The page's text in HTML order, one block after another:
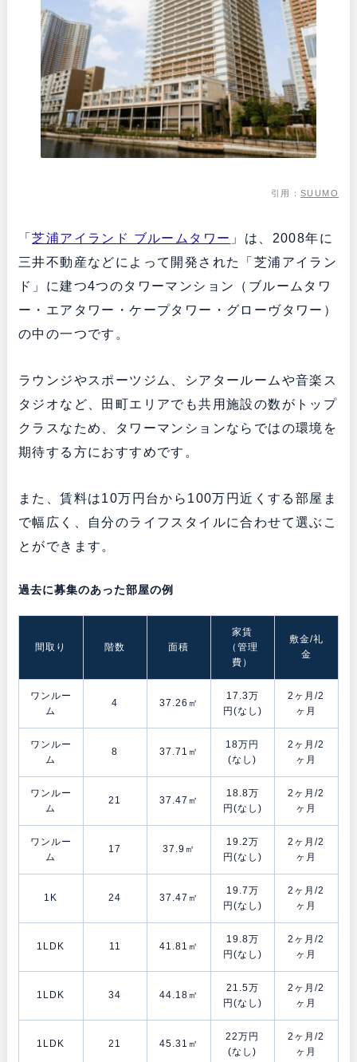
引用：SUUMO
「芝浦アイランド ブルームタワー 」は、2008年に
三井不動産などによって開発された「芝浦アイラン
ド」に建つ4つのタワーマンション（ブルームタワ
ー・エアタワー・ケープタワー・グローヴタワー）
の中の一つです。
ラウンジやスポーツジム、シアタールームや音楽ス
タジオなど、田町エリアでも共用施設の数がトップ
クラスなため、タワーマンションならではの環境を
期待する方におすすめです。
また、賃料は10万円台から100万円近くする部屋ま
で幅広く、自分のライフスタイルに合わせて選ぶこ
とができます。
過去に募集のあった部屋の例
間取り 階数 面積
家賃
（管理
費）
敷金/礼
金
ワンルー
ム
4 37.26㎡
17.3万
円(なし)
2ヶ月/2
ヶ月
ワンルー
ム
8 37.71㎡
18万円
(なし)
2ヶ月/2
ヶ月
ワンルー
ム
21 37.47㎡
18.8万
円(なし)
2ヶ月/2
ヶ月
ワンルー
ム
17 37.9㎡
19.2万
円(なし)
2ヶ月/2
ヶ月
1K 24 37.47㎡
19.7万
円(なし)
2ヶ月/2
ヶ月
1LDK 11 41.81㎡
19.8万
円(なし)
2ヶ月/2
ヶ月
1LDK 34 44.18㎡
21.5万
円(なし)
2ヶ月/2
ヶ月
1LDK 21 45.31㎡
22万円
(なし)
2ヶ月/2
ヶ月